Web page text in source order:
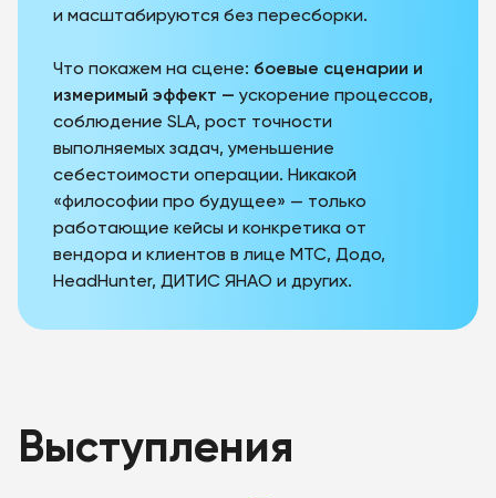
и масштабируются без пересборки.
Что покажем на сцене: боевые сценарии и
измеримый эффект — ускорение процессов,
соблюдение SLA, рост точности
выполняемых задач, уменьшение
себестоимости операции. Никакой
«философии про будущее» — только
работающие кейсы и конкретика от
вендора и клиентов в лице МТС, Додо,
HeadHunter, ДИТИС ЯНАО и других.
Выступления